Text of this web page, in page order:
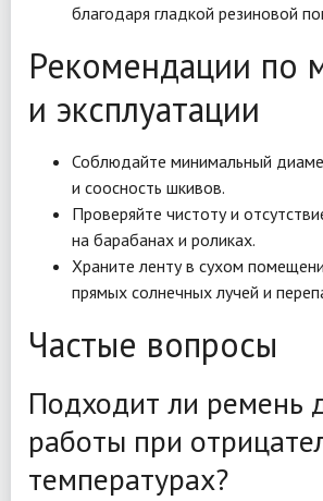
благодаря гладкой резиновой
Рекомендации по
и эксплуатации
Соблюдайте минимальный
и соосность шкивов.
Проверяйте чистоту и
на барабанах и роликах.
Храните ленту в сухом
прямых солнечных лучей и
Частые вопросы
Подходит ли ремень
работы при
температурах?